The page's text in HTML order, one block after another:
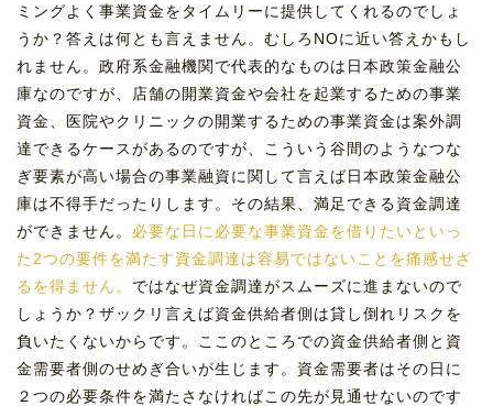
ミングよく事業資金をタイムリーに提供してくれるのでしょ
うか？答えは何とも言えません。むしろNOに近い答えかもし
れません。政府系金融機関で代表的なものは日本政策金融公
庫なのですが、店舗の開業資金や会社を起業するための事業
資金、医院やクリニックの開業するための事業資金は案外調
達できるケースがあるのですが、こういう谷間のようなつな
ぎ要素が高い場合の事業融資に関して言えば日本政策金融公
庫は不得手だったりします。その結果、満足できる資金調達
ができません。 必要な日に必要な事業資金を借りたいといっ
た2つの要件を満たす資金調達は容易ではないことを痛感せざ
るを得ません。 ではなぜ資金調達がスムーズに進まないので
しょうか？ザックリ言えば資金供給者側は貸し倒れリスクを
負いたくないからです。ここのところでの資金供給者側と資
金需要者側のせめぎ合いが生じます。資金需要者はその日に
２つの必要条件を満たさなければこの先が見通せないのです